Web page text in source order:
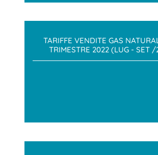
TARIFFE VENDITE GAS
TRIMESTRE 2022 (LUG - SET /